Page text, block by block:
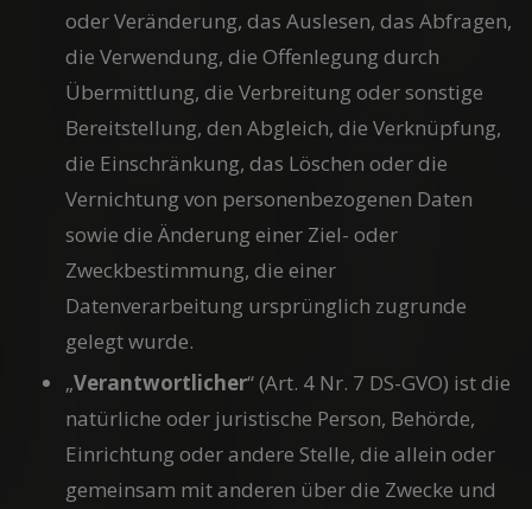
oder Veränderung, das Auslesen, das Abfragen,
die Verwendung, die Offenlegung durch
Übermittlung, die Verbreitung oder sonstige
Bereitstellung, den Abgleich, die Verknüpfung,
die Einschränkung, das Löschen oder die
Vernichtung von personenbezogenen Daten
sowie die Änderung einer Ziel- oder
Zweckbestimmung, die einer
Datenverarbeitung ursprünglich zugrunde
gelegt wurde.
„Verantwortlicher“ (Art. 4 Nr. 7 DS-GVO) ist die
natürliche oder juristische Person, Behörde,
Einrichtung oder andere Stelle, die allein oder
gemeinsam mit anderen über die Zwecke und